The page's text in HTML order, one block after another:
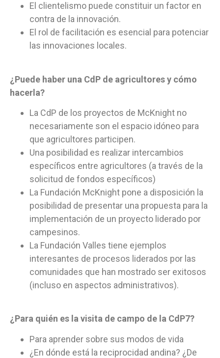
El clientelismo puede constituir un factor en
contra de la innovación.
El rol de facilitación es esencial para potenciar
las innovaciones locales.
¿Puede haber una CdP de agricultores y cómo
hacerla?
La CdP de los proyectos de McKnight no
necesariamente son el espacio idóneo para
que agricultores participen.
Una posibilidad es realizar intercambios
específicos entre agricultores (a través de la
solicitud de fondos específicos)
La Fundación McKnight pone a disposición la
posibilidad de presentar una propuesta para la
implementación de un proyecto liderado por
campesinos.
La Fundación Valles tiene ejemplos
interesantes de procesos liderados por las
comunidades que han mostrado ser exitosos
(incluso en aspectos administrativos).
¿Para quién es la visita de campo de la CdP7?
Para aprender sobre sus modos de vida
¿En dónde está la reciprocidad andina? ¿De